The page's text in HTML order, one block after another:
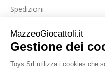
Spedizioni
La nostra azienda
Le nostre recensioni